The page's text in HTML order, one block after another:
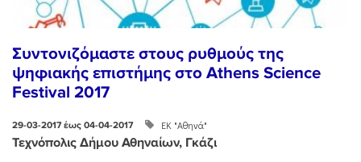
Συντονιζόμαστε στους ρυθμούς της
ψηφιακής επιστήμης στο Athens Science
Festival 2017
29-03-2017 έως 04-04-2017 ΕΚ "Αθηνά"
Τεχνόπολις Δήμου Αθηναίων, Γκάζι